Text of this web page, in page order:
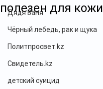
Дядя Ваня
Чёрный лебедь, рак и щука
Политпросвет.kz
Свидетель.kz
детский суицид
полезен для кожи